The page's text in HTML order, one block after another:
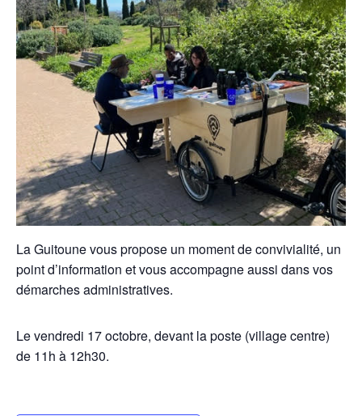
La Guitoune vous propose un moment de convivialité, un
point d’information et vous accompagne aussi dans vos
démarches administratives.
Le vendredi 17 octobre, devant la poste (village centre)
de 11h à 12h30.